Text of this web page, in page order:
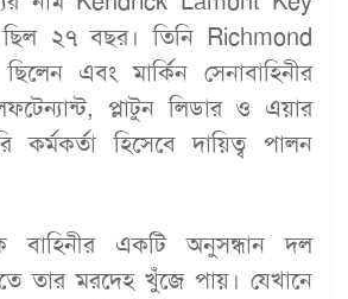
২৭ বছর। তিনি Richmond
এবং মার্কিন সেনাবাহিনীর
প্লাটুন লিডার ও এয়ার
কর্মকর্তা হিসেবে দায়িত্ব পালন
বাহিনীর একটি অনুসন্ধান দল
তার মরদেহ খুঁজে পায়। যেখানে